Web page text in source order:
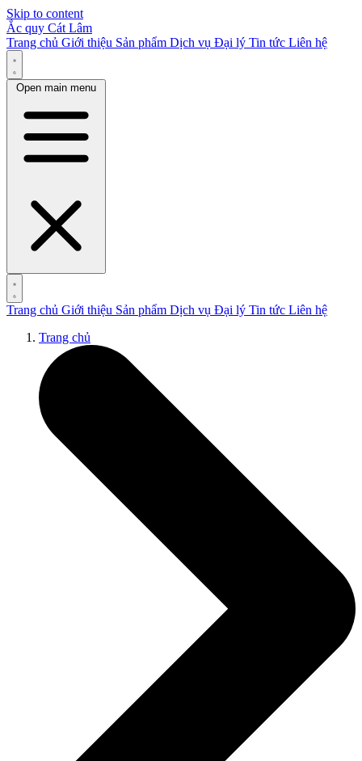
Skip to content
Ắc quy Cát Lâm
Trang chủ Giới thiệu Sản phẩm Dịch vụ Đại lý Tin tức Liên hệ
Open main menu
Trang chủ Giới thiệu Sản phẩm Dịch vụ Đại lý Tin tức Liên hệ
Trang chủ